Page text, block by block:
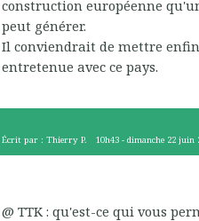
construction européenne
peut générer.
Il conviendrait de mettre
entretenue avec ce pays.
Écrit par : Thierry P. 10h43 -dimanche 22 juin
@ TTK : qu'est-ce qui vous